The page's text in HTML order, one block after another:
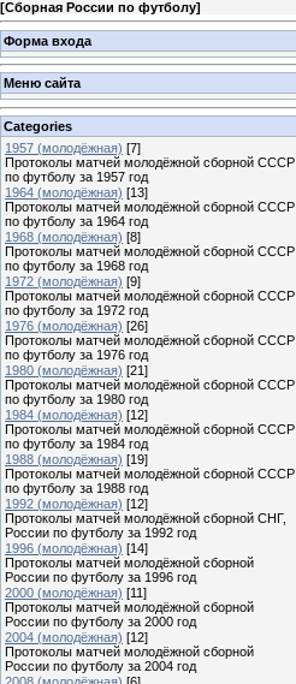
[Сборная России по футболу]
Форма входа
Меню сайта
Categories
1957 (молодёжная) [7]
Протоколы матчей молодёжной сборной СССР
по футболу за 1957 год
1964 (молодёжная) [13]
Протоколы матчей молодёжной сборной СССР
по футболу за 1964 год
1968 (молодёжная) [8]
Протоколы матчей молодёжной сборной СССР
по футболу за 1968 год
1972 (молодёжная) [9]
Протоколы матчей молодёжной сборной СССР
по футболу за 1972 год
1976 (молодёжная) [26]
Протоколы матчей молодёжной сборной СССР
по футболу за 1976 год
1980 (молодёжная) [21]
Протоколы матчей молодёжной сборной СССР
по футболу за 1980 год
1984 (молодёжная) [12]
Протоколы матчей молодёжной сборной СССР
по футболу за 1984 год
1988 (молодёжная) [19]
Протоколы матчей молодёжной сборной СССР
по футболу за 1988 год
1992 (молодёжная) [12]
Протоколы матчей молодёжной сборной СНГ,
России по футболу за 1992 год
1996 (молодёжная) [14]
Протоколы матчей молодёжной сборной
России по футболу за 1996 год
2000 (молодёжная) [11]
Протоколы матчей молодёжной сборной
России по футболу за 2000 год
2004 (молодёжная) [12]
Протоколы матчей молодёжной сборной
России по футболу за 2004 год